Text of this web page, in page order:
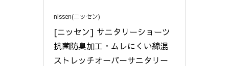
nissen(ニッセン)
[ニッセン] サニタリーショーツ
抗菌防臭加工・ムレにくい綿混
ストレッチオーバーサニタリー